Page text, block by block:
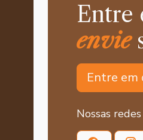
Entre
envie
Entre em
Nossas